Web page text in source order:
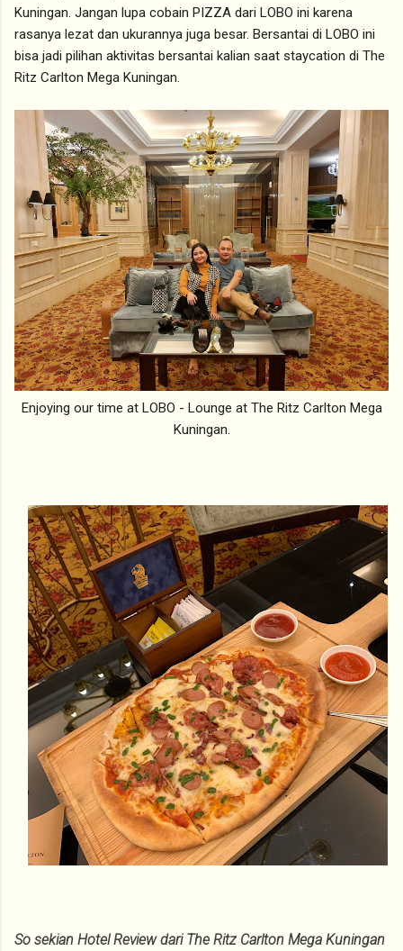
Kuningan. Jangan lupa cobain PIZZA dari LOBO ini karena
rasanya lezat dan ukurannya juga besar. Bersantai di LOBO ini
bisa jadi pilihan aktivitas bersantai kalian saat staycation di The
Ritz Carlton Mega Kuningan.
Enjoying our time at LOBO - Lounge at The Ritz Carlton Mega
Kuningan.
So sekian Hotel Review dari The Ritz Carlton Mega Kuningan